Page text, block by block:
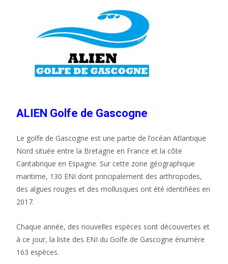
ALIEN Golfe de Gascogne
Le golfe de Gascogne est une partie de l’océan Atlantique
Nord située entre la Bretagne en France et la côte
Cantabrique en Espagne. Sur cette zone géographique
maritime, 130 ENI dont principalement des arthropodes,
des algues rouges et des mollusques ont été identifiées en
2017.
Chaque année, des nouvelles espèces sont découvertes et
à ce jour, la liste des ENI du Golfe de Gascogne énumère
163 espèces.